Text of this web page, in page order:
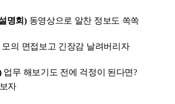
명회) 동영상으로 알찬 정보도 쏙쏙
모의 면접보고 긴장감 날려버리자
업무 해보기도 전에 걱정이 된다면?
자